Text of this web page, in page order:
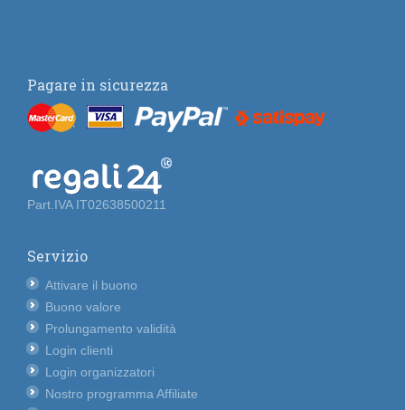
Pagare in sicurezza
Part.IVA IT02638500211
Servizio
Attivare il buono
Buono valore
Prolungamento validità
Login clienti
Login organizzatori
Nostro programma Affiliate